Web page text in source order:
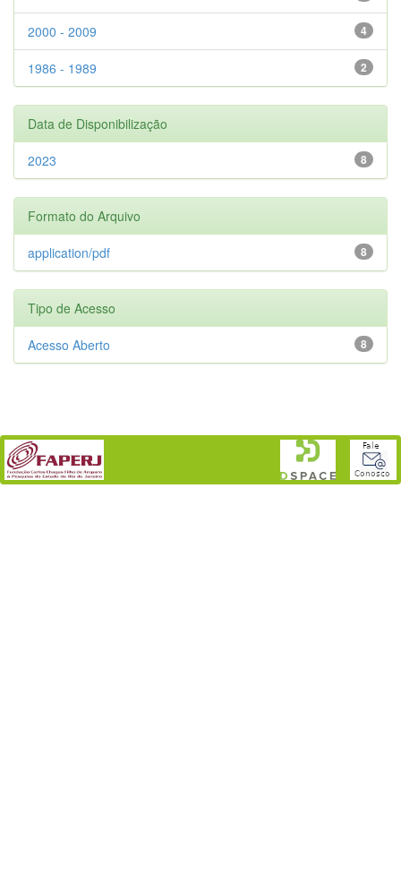
4
2000 - 2009
2
1986 - 1989
Data de Disponibilização
8
2023
Formato do Arquivo
8
application/pdf
Tipo de Acesso
8
Acesso Aberto